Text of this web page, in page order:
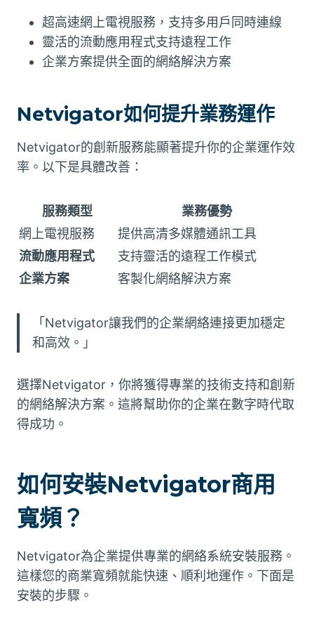
超高速網上電視服務，支持多用戶同時連線
靈活的流動應用程式支持遠程工作
企業方案提供全面的網絡解決方案
Netvigator如何提升業務運作
Netvigator的創新服務能顯著提升你的企業運作效
率。以下是具體改善：
服務類型
業務優勢
網上電視服務
提供高清多媒體通訊工具
流動應用程式
支持靈活的遠程工作模式
企業方案
客製化網絡解決方案
「Netvigator讓我們的企業網絡連接更加穩定
和高效。」
選擇Netvigator，你將獲得專業的技術支持和創新
的網絡解決方案。這將幫助你的企業在數字時代取
得成功。
如何安裝Netvigator商用
寬頻？
Netvigator為企業提供專業的網絡系統安裝服務。
這樣您的商業寬頻就能快速、順利地運作。下面是
安裝的步驟。